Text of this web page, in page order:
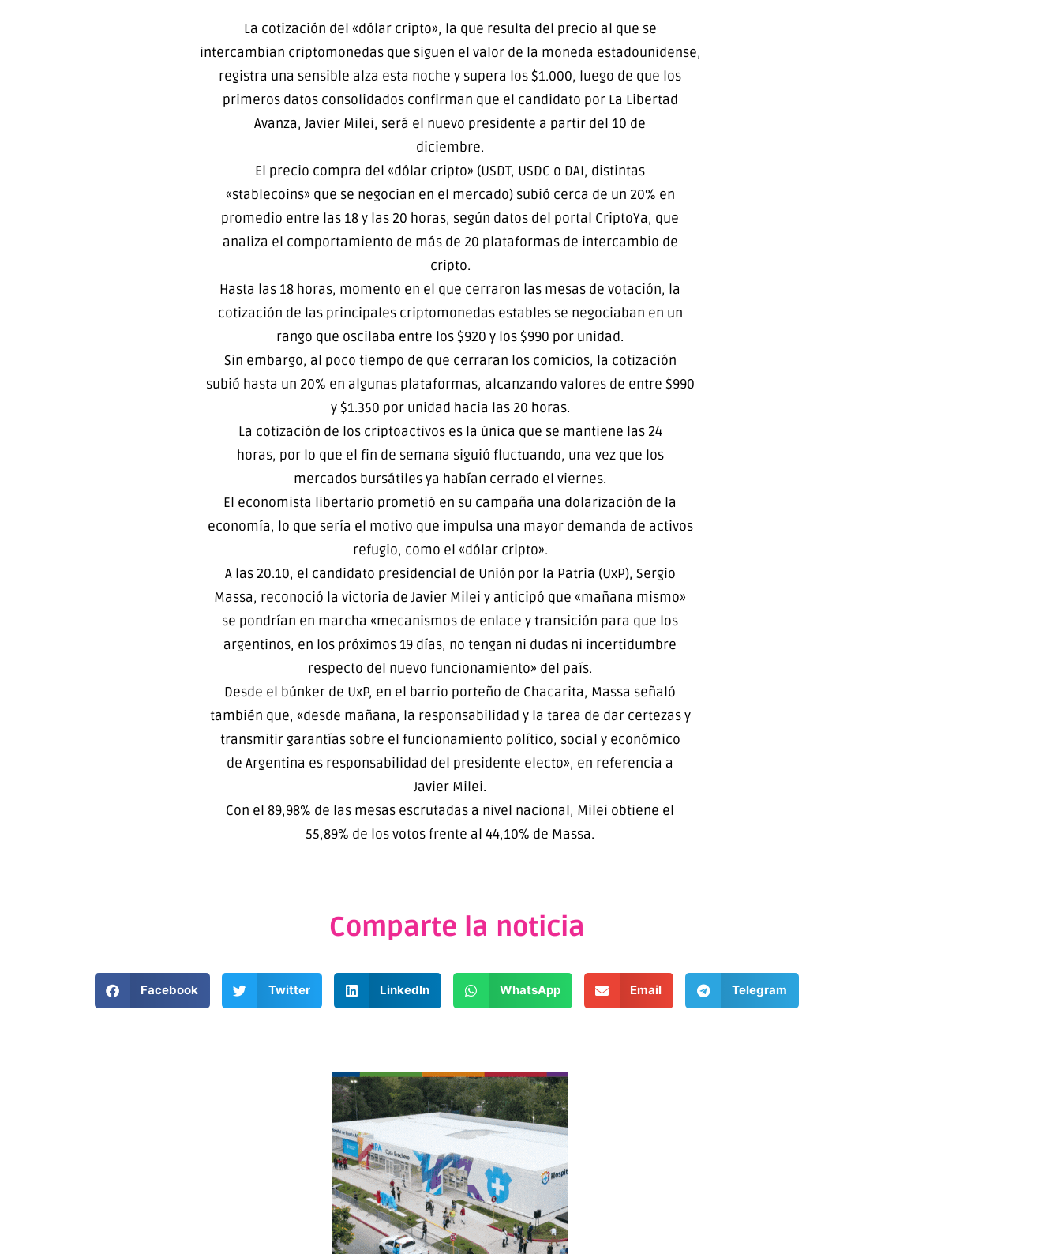
La cotización del «dólar cripto», la que resulta del precio al que se
intercambian criptomonedas que siguen el valor de la moneda estadounidense,
registra una sensible alza esta noche y supera los $1.000, luego de que los
primeros datos consolidados confirman que el candidato por La Libertad
Avanza, Javier Milei, será el nuevo presidente a partir del 10 de
diciembre.
El precio compra del «dólar cripto» (USDT, USDC o DAI, distintas
«stablecoins» que se negocian en el mercado) subió cerca de un 20% en
promedio entre las 18 y las 20 horas, según datos del portal CriptoYa, que
analiza el comportamiento de más de 20 plataformas de intercambio de
cripto.
Hasta las 18 horas, momento en el que cerraron las mesas de votación, la
cotización de las principales criptomonedas estables se negociaban en un
rango que oscilaba entre los $920 y los $990 por unidad.
Sin embargo, al poco tiempo de que cerraran los comicios, la cotización
subió hasta un 20% en algunas plataformas, alcanzando valores de entre $990
y $1.350 por unidad hacia las 20 horas.
La cotización de los criptoactivos es la única que se mantiene las 24
horas, por lo que el fin de semana siguió fluctuando, una vez que los
mercados bursátiles ya habían cerrado el viernes.
El economista libertario prometió en su campaña una dolarización de la
economía, lo que sería el motivo que impulsa una mayor demanda de activos
refugio, como el «dólar cripto».
A las 20.10, el candidato presidencial de Unión por la Patria (UxP), Sergio
Massa, reconoció la victoria de Javier Milei y anticipó que «mañana mismo»
se pondrían en marcha «mecanismos de enlace y transición para que los
argentinos, en los próximos 19 días, no tengan ni dudas ni incertidumbre
respecto del nuevo funcionamiento» del país.
Desde el búnker de UxP, en el barrio porteño de Chacarita, Massa señaló
también que, «desde mañana, la responsabilidad y la tarea de dar certezas y
transmitir garantías sobre el funcionamiento político, social y económico
de Argentina es responsabilidad del presidente electo», en referencia a
Javier Milei.
Con el 89,98% de las mesas escrutadas a nivel nacional, Milei obtiene el
55,89% de los votos frente al 44,10% de Massa.
Comparte la noticia
Facebook Twitter LinkedIn WhatsApp Email Telegram